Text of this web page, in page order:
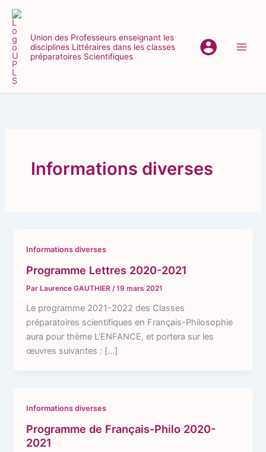
Aller
contenuUnion des Professeurs enseignant les
disciplines Littéraires dans les classes
préparatoires Scientifiques
Informations diverses
Informations diverses
Programme Lettres 2020-2021
ParLaurence GAUTHIER /19 mars 2021
Le programme 2021-2022 des Classes
préparatoires scientifiques en Français-Philosophie
aura pour thème L’ENFANCE, et portera sur les
œuvres suivantes : […]
Informations diverses
Programme de Français-Philo 2020-
2021